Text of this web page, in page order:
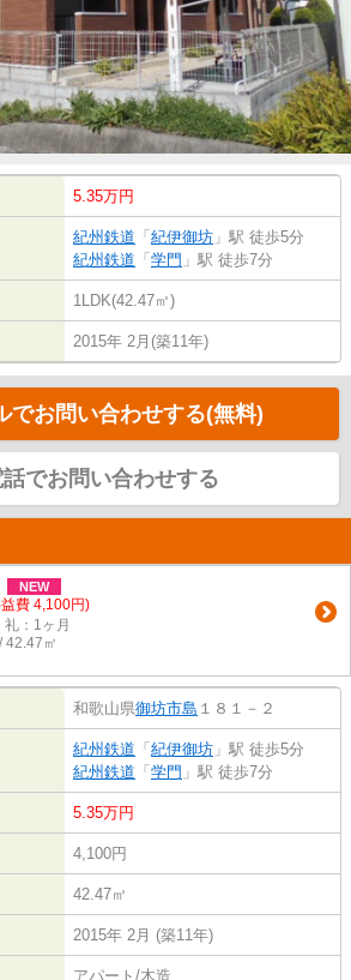
5.35万円
紀州鉄道 「 紀伊御坊 」駅 徒歩5分
紀州鉄道 「 学門 」駅 徒歩7分
1LDK(42.47㎡)
2015年 2月(築11年)
でお問い合わせする(無料)
話でお問い合わせする
NEW
費 4,100円)
：1ヶ月
42.47㎡
和歌山県御坊市島 １８１－２
紀州鉄道 「 紀伊御坊 」駅 徒歩5分
紀州鉄道 「 学門 」駅 徒歩7分
5.35万円
4,100円
42.47㎡
2015年 2月 (築11年)
アパート/木造